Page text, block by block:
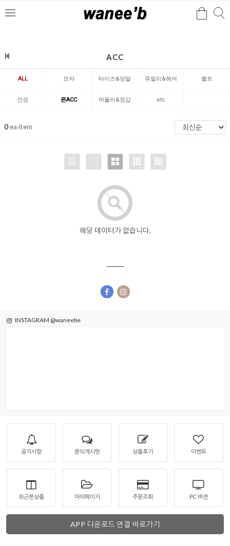
통해
메
검
ACC
ALL 모자 타이즈&양말 쥬얼리&헤어 벨트
안경 폰ACC 머플러&장갑 etc
0ea item
해당 데이터가 없습니다.
INSTAGRAM @waneebe
공지사항 문의게시판 상품후기 이벤트
최근본상품 마이페이지 주문조회 PC 버젼
APP 다운로드 연결 바로가기